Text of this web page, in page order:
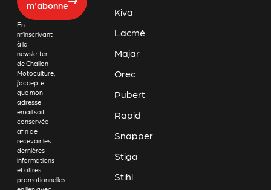
m'abonne
En
m’inscrivant
à la
newsletter
de Challon
Motoculture,
j’accepte
que mon
adresse
email soit
conservée
afin de
recevoir les
dernières
informations
et offres
promotionnelles
Kiva
Lacmé
Majar
Orec
Pubert
Rapid
Snapper
Stiga
Stihl